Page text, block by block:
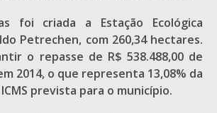
foi criada a Estação Ecológica
Petrechen, com 260,34 hectares.
o repasse de R$ 538.488,00 de
2014, o que representa 13,08% da
prevista para o município.